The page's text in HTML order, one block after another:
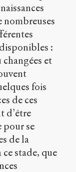
nombreuses
:
changées et
fois
de ces
d’être
pour se
de la
stade, que